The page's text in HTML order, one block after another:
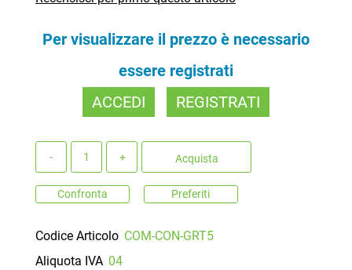
Per visualizzare il prezzo è necessario
essere registrati
ACCEDI
REGISTRATI
Acquista
Confronta Preferiti
Codice Articolo COM-CON-GRT5
Aliquota IVA 04